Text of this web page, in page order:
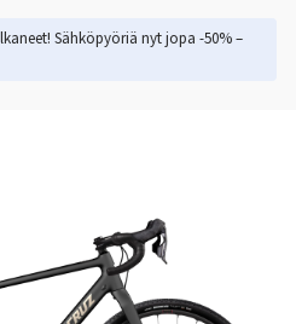
Sähköpyöriä nyt jopa -50% –